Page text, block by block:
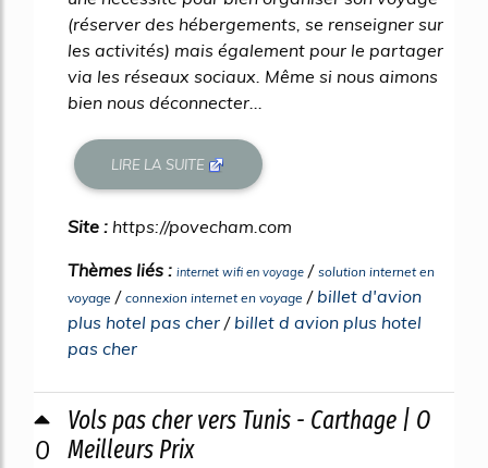
(réserver des hébergements, se renseigner sur
les activités) mais également pour le partager
via les réseaux sociaux. Même si nous aimons
bien nous déconnecter...
LIRE LA SUITE
Site : https://povecham.com
Thèmes liés : internet wifi en voyage / solution internet en
voyage / connexion internet en voyage / billet d'avion
plus hotel pas cher / billet d avion plus hotel
pas cher
0
Vols pas cher vers Tunis - Carthage | O
Meilleurs Prix